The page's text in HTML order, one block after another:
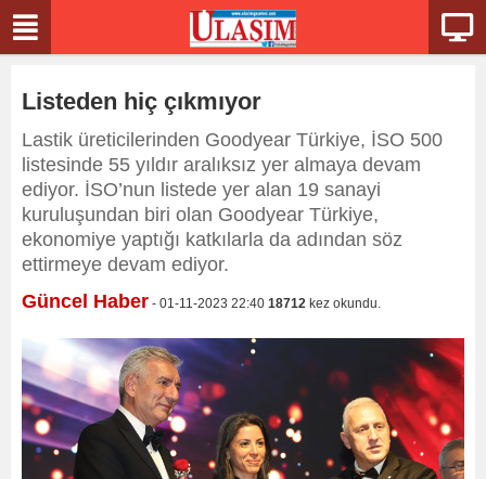
Listeden hiç çıkmıyor
Lastik üreticilerinden Goodyear Türkiye, İSO 500
listesinde 55 yıldır aralıksız yer almaya devam
ediyor. İSO’nun listede yer alan 19 sanayi
kuruluşundan biri olan Goodyear Türkiye,
ekonomiye yaptığı katkılarla da adından söz
ettirmeye devam ediyor.
Güncel Haber - 01-11-2023 22:40 18712 kez okundu.